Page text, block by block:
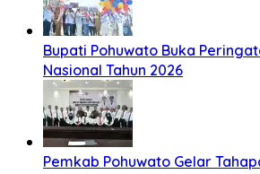
Bupati Pohuwato Buka
Nasional Tahun 2026
Pemkab Pohuwato Gelar